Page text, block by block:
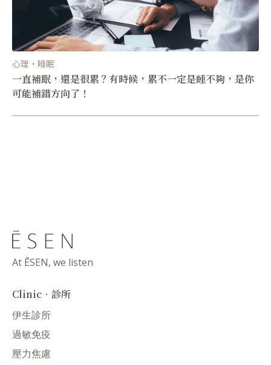
心理・睡眠
一直補眠，還是很累？有時候，累不一定是睡不夠，是你
可能補錯方向了！
At ĒSEN, we listen
Clinic．診所
伊生診所
過敏免疫
壓力焦慮